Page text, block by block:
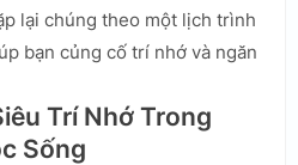
lại chúng theo một lịch trình
bạn củng cố trí nhớ và ngăn
Trí Nhớ Trong
Sống